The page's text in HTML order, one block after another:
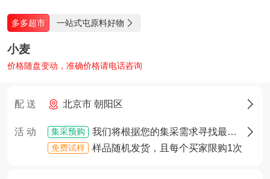
多多超市 一站式屯原料好物 
小麦
价格随盘变动，准确价格请电话咨询
配 送 北京市 朝阳区 
活 动 集采预购 我们将根据您的集采需求寻找最佳货源，确定货源后您将享有优先采购权
免费试样 样品随机发货，且每个买家限购1次
